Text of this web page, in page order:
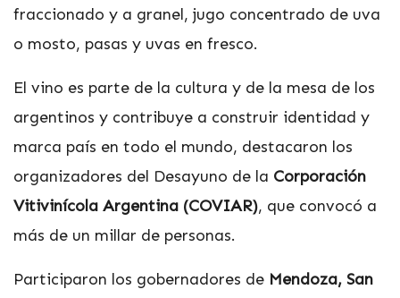
fraccionado y a granel, jugo concentrado de uva
o mosto, pasas y uvas en fresco.
El vino es parte de la cultura y de la mesa de los
argentinos y contribuye a construir identidad y
marca país en todo el mundo, destacaron los
organizadores del Desayuno de la Corporación
Vitivinícola Argentina (COVIAR), que convocó a
más de un millar de personas.
Participaron los gobernadores de Mendoza, San